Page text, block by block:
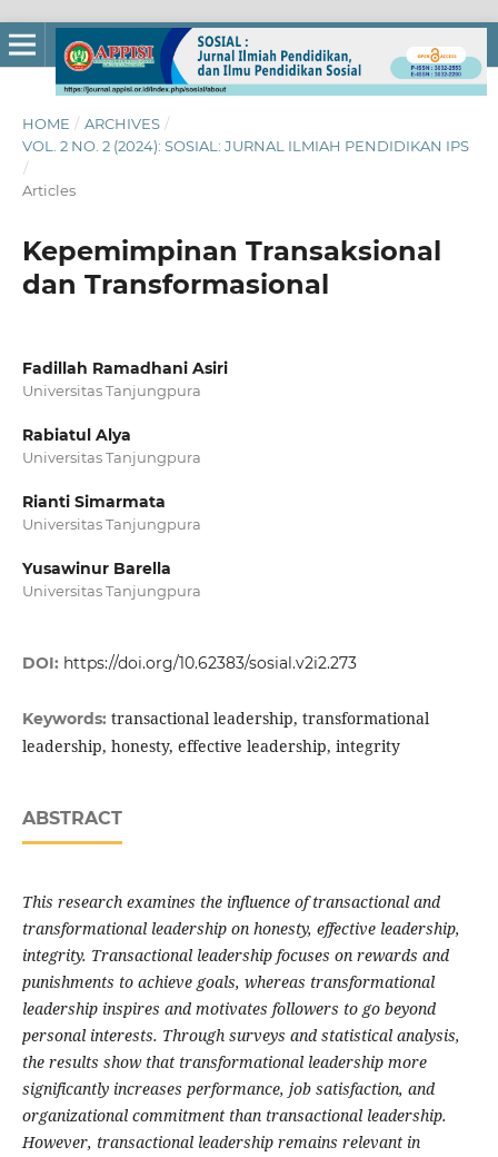
HOME / ARCHIVES /
VOL. 2 NO. 2 (2024): SOSIAL: JURNAL ILMIAH PENDIDIKAN IPS
/
Articles
Kepemimpinan Transaksional
dan Transformasional
Fadillah Ramadhani Asiri
Universitas Tanjungpura
Rabiatul Alya
Universitas Tanjungpura
Rianti Simarmata
Universitas Tanjungpura
Yusawinur Barella
Universitas Tanjungpura
DOI: https://doi.org/10.62383/sosial.v2i2.273
Keywords: transactional leadership, transformational
leadership, honesty, effective leadership, integrity
ABSTRACT
This research examines the influence of transactional and
transformational leadership on honesty, effective leadership,
integrity. Transactional leadership focuses on rewards and
punishments to achieve goals, whereas transformational
leadership inspires and motivates followers to go beyond
personal interests. Through surveys and statistical analysis,
the results show that transformational leadership more
significantly increases performance, job satisfaction, and
organizational commitment than transactional leadership.
However, transactional leadership remains relevant in